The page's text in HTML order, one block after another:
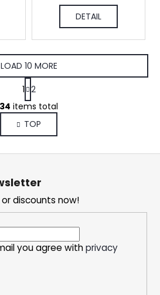
DETAIL
L
i
s
t
i
g
c
o
n
t
r
o
LOAD 10 MORE
P
a
g
i
n
a
t
n
1 2
34 items total
TOP
discounts now!
you agree withprivacy